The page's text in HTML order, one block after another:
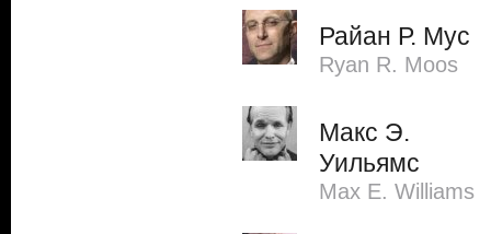
Райан Р. Мус
Ryan R. Moos
Макс Э.
Уильямс
Max E. Williams